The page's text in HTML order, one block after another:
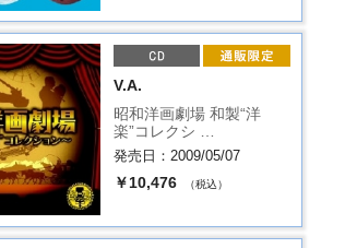
V.A.
昭和洋画劇場 和製“洋
楽”コレクシ …
発売日：2009/05/07
￥10,476 （税込）